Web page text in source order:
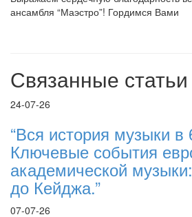
ансамбля “Маэстро”! Гордимся Вами
Связанные статьи
24-07-26
“Вся история музыки в
Ключевые события
академической
до Кейджа.”
07-07-26